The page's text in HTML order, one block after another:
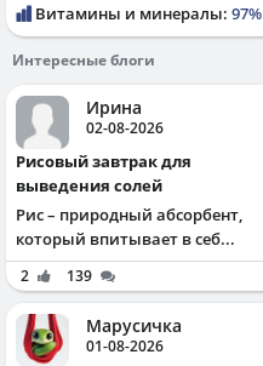
Витамины и минералы: 97%
Интересные блоги
Ирина
02-08-2026
Рисовый завтрак для
выведения солей
Рис – природный абсорбент,
который впитывает в себ...
2 139
Марусичка
01-08-2026